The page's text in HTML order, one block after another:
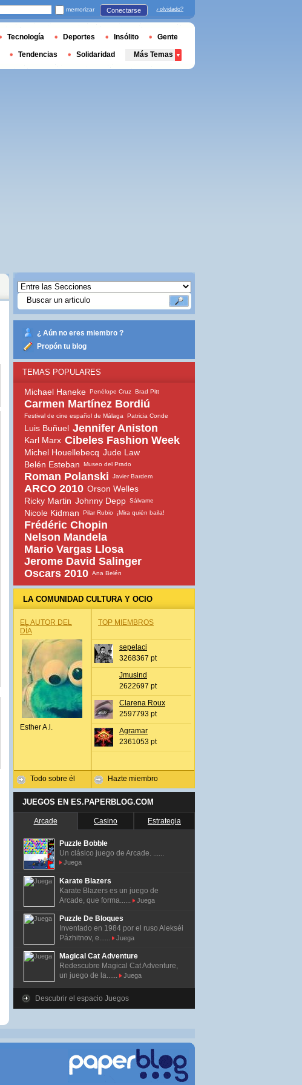
¿ Aún no eres miembro ?
Propón tu blog
TEMAS POPULARES
Michael Haneke Penélope Cruz Brad Pitt
Carmen Martínez Bordiú
Festival de cine español de Málaga Patricia Conde
Luis Buñuel Jennifer Aniston
Karl Marx Cibeles Fashion Week
Michel Houellebecq Jude Law
Belén Esteban
Museo del Prado
Roman Polanski Javier Bardem
ARCO 2010 Orson Welles
Ricky Martin Johnny Depp Sálvame
Nicole Kidman Pilar Rubio ¡Mira quién baila!
Frédéric Chopin
Nelson Mandela
Mario Vargas Llosa
Jerome David Salinger
Oscars 2010 Ana Belén
LA COMUNIDAD CULTURA Y OCIO
EL AUTOR DEL
DÍA
Esther A.l.
Todo sobre él
TOP MIEMBROS
sepelaci
3268367 pt
Jmusind
2622697 pt
Clarena Roux
2597793 pt
Agramar
2361053 pt
Hazte miembro
JUEGOS EN ES.PAPERBLOG.COM
Arcade Casino Estrategia
Puzzle Bobble
Un clásico juego de Arcade. ......
Juega
Karate Blazers
Karate Blazers es un juego de
Arcade, que forma......
Juega
Puzzle De Bloques
Inventado en 1984 por el ruso Alekséi
Pázhitnov, e......
Juega
Magical Cat Adventure
Redescubre Magical Cat Adventure,
un juego de la......
Juega
Descubrir el espacio Juegos
memorizar Conectarse ¿olvidado?
Tecnología Deportes Insólito Gente
Tendencias Solidaridad Más Temas